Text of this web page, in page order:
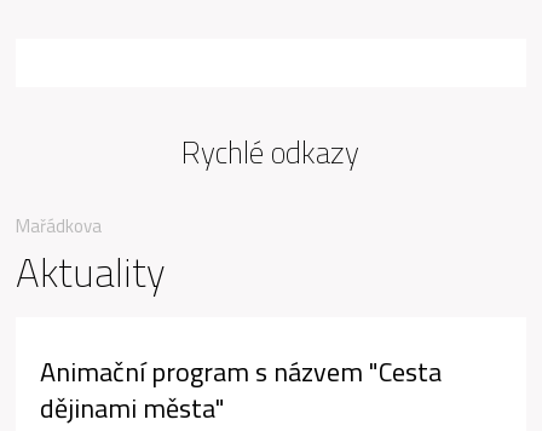
Mařádkova
Aktuality
Animační program s názvem "Cesta
dějinami města"
Rychlé odkazy